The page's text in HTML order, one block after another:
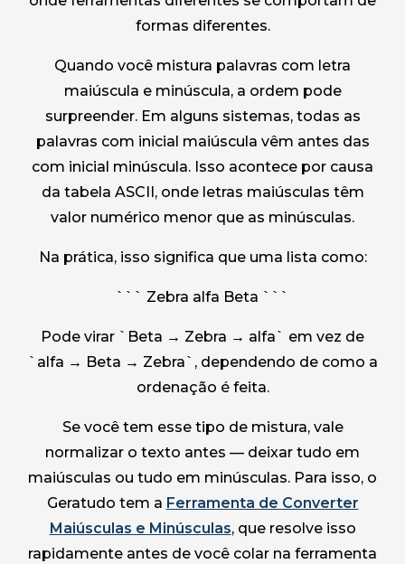
formas diferentes.
Quando você mistura palavras com letra
maiúscula e minúscula, a ordem pode
surpreender. Em alguns sistemas, todas as
palavras com inicial maiúscula vêm antes das
com inicial minúscula. Isso acontece por causa
da tabela ASCII, onde letras maiúsculas têm
valor numérico menor que as minúsculas.
Na prática, isso significa que uma lista como:
``` Zebra alfa Beta ```
Pode virar `Beta → Zebra → alfa` em vez de
`alfa → Beta → Zebra`, dependendo de como a
ordenação é feita.
Se você tem esse tipo de mistura, vale
normalizar o texto antes — deixar tudo em
maiúsculas ou tudo em minúsculas. Para isso, o
Geratudo tem a Ferramenta de Converter
Maiúsculas e Minúsculas, que resolve isso
rapidamente antes de você colar na ferramenta